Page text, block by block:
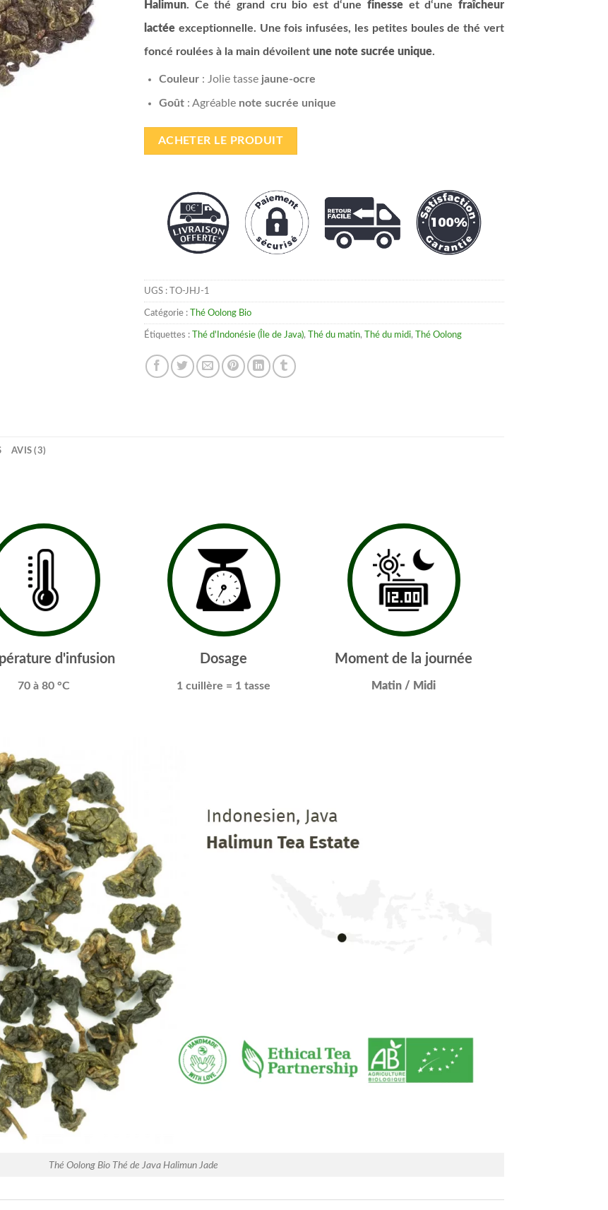
Halimun. Ce thé grand cru bio est d‘une finesse et d‘unefraîcheur
lactée exceptionnelle. Une fois infusées, les petites boules de thé vert
foncé roulées à la main dévoilent une note sucrée unique.
Couleur: Jolie tasse jaune-ocre
Goût: Agréable note sucrée unique
ACHETER LE PRODUIT
UGS : TO-JHJ-1
Catégorie : Thé Oolong Bio
Étiquettes : Thé d'Indonésie (Île de Java), Thé du matin, Thé du midi, Thé Oolong
AVIS (3)
d'infusion
70 à 80 °C
Dosage
1 cuillère = 1 tasse
Moment de la journée
Matin / Midi
Thé Oolong Bio Thé de Java Halimun Jade